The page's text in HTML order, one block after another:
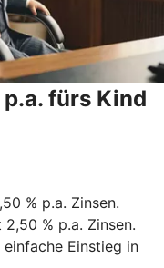
fürs Kind
% p.a. Zinsen.
% p.a. Zinsen.
Einstieg in